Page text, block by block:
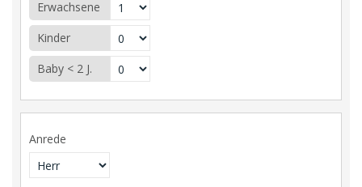
Erwachsene
Kinder
Baby < 2 J.
Anrede